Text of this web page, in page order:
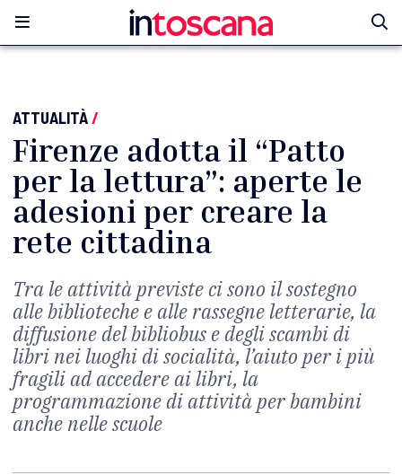
ATTUALITÀ/
Firenze adotta il “Patto
per la lettura”: aperte le
adesioni per creare la
rete cittadina
Tra le attività previste ci sono il sostegno
alle biblioteche e alle rassegne letterarie, la
diffusione del bibliobus e degli scambi di
libri nei luoghi di socialità, l’aiuto per i più
fragili ad accedere ai libri, la
programmazione di attività per bambini
anche nelle scuole